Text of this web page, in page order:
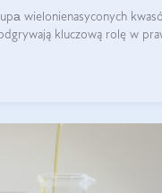
wielonienasyconych
kluczową rolę w